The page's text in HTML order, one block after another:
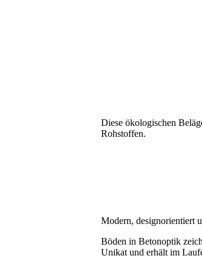
Diese öko­lo­gischen
Rohstoffen.
Modern, designorientiert
Böden in Betonoptik
Unikat und erhält im